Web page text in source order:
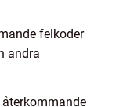
felkoder
andra